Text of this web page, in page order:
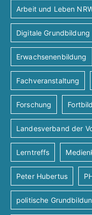
Arbeit und Leben
Digitale Grundbildung
Erwachsenenbildung
Fachveranstaltung
Forschung
Landesverband der
Lerntreffs
Peter Hubertus
politische